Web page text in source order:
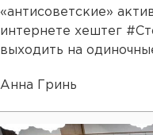
«антисоветские»
интернете хештег
выходить на
Анна Гринь